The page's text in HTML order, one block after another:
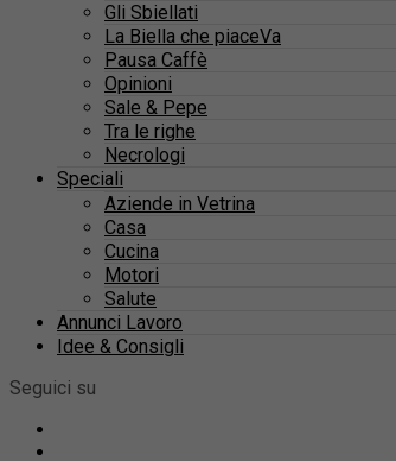
Gli Sbiellati
La Biella che piaceVa
Pausa Caffè
Opinioni
Sale & Pepe
Tra le righe
Necrologi
Speciali
Aziende in Vetrina
Casa
Cucina
Motori
Salute
Annunci Lavoro
Idee & Consigli
Seguici su